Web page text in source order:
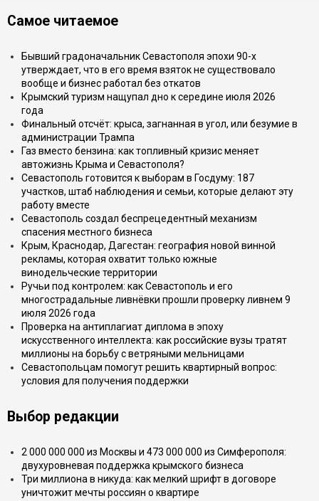
Самое читаемое
Бывший градоначальник Севастополя эпохи 90-х
утверждает, что в его время взяток не существовало
вообще и бизнес работал без откатов
Крымский туризм нащупал дно к середине июля 2026
года
Финальный отсчёт: крыса, загнанная в угол, или безумие в
администрации Трампа
Газ вместо бензина: как топливный кризис меняет
автожизнь Крыма и Севастополя?
Севастополь готовится к выборам в Госдуму: 187
участков, штаб наблюдения и семьи, которые делают эту
работу вместе
Севастополь создал беспрецедентный механизм
спасения местного бизнеса
Крым, Краснодар, Дагестан: география новой винной
рекламы, которая охватит только южные
винодельческие территории
Ручьи под контролем: как Севастополь и его
многострадальные ливнёвки прошли проверку ливнем 9
июля 2026 года
Проверка на антиплагиат диплома в эпоху
искусственного интеллекта: как российские вузы тратят
миллионы на борьбу с ветряными мельницами
Севастопольцам помогут решить квартирный вопрос:
условия для получения поддержки
Выбор редакции
2 000 000 000 из Москвы и 473 000 000 из Симферополя:
двухуровневая поддержка крымского бизнеса
Три миллиона в никуда: как мелкий шрифт в договоре
уничтожит мечты россиян о квартире